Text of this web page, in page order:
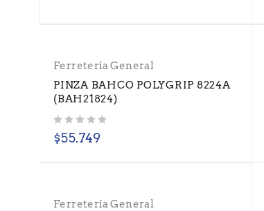
Ferretería General
PINZA BAHCO POLYGRIP 8224A
(BAH21824)
$55.749
Ferretería General